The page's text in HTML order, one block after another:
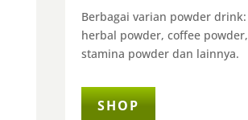
Berbagai varian powder drink:
herbal powder, coffee powder,
stamina powder dan lainnya.
SHOP